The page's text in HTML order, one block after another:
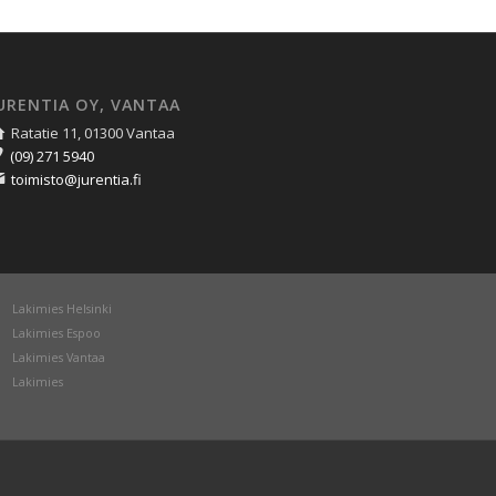
OY, VANTAA
Ratatie 11, 01300 Vantaa
(09) 271 5940
toimisto@jurentia.fi
Lakimies Helsinki
Lakimies Espoo
Lakimies Vantaa
Lakimies